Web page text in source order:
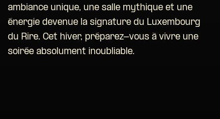
ambiance unique, une salle mythique et une
énergie devenue la signature du Luxembourg
du Rire. Cet hiver, préparez-vous à vivre une
soirée absolument inoubliable.